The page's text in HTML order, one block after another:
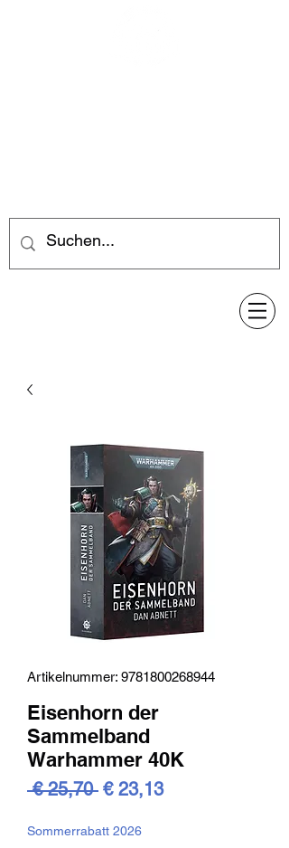
Artikelnummer: 9781800268944
Eisenhorn der
Sammelband
Warhammer 40K
€ 25,70 Standardpreis
€ 23,13Sale-
Sommerrabatt 2026